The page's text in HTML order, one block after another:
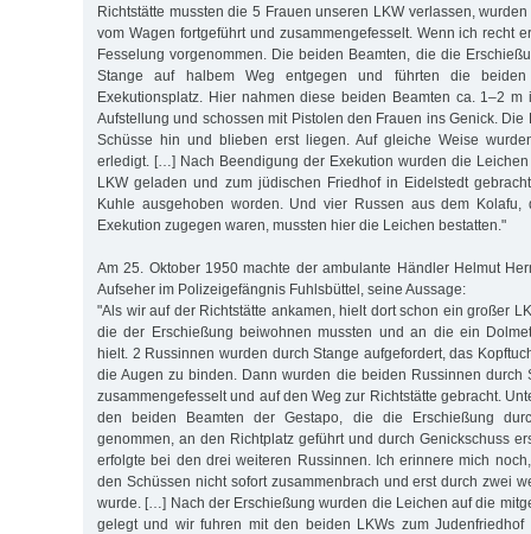
Richtstätte mussten die 5 Frauen unseren LKW verlassen,
vom Wagen fortgeführt und zusammengefesselt. Wenn ich recht
Fesselung vorgenommen. Die beiden Beamten, die die
Stange auf halbem Weg entgegen und führten die
Exekutionsplatz. Hier nahmen diese beiden Beamten ca. 1–2 m
Aufstellung und schossen mit Pistolen den Frauen ins Genick. Die
Schüsse hin und blieben erst liegen. Auf gleiche Weise
erledigt. […] Nach Beendigung der Exekution wurden die
LKW geladen und zum jüdischen Friedhof in Eidelstedt
Kuhle ausgehoben worden. Und vier Russen aus dem
Exekution zugegen waren, mussten hier die Leichen bestatten."
Am 25. Oktober 1950 machte der ambulante Händler Helmut
Aufseher im Polizeigefängnis Fuhlsbüttel, seine Aussage:
"Als wir auf der Richtstätte ankamen, hielt dort schon ein großer
die der Erschießung beiwohnen mussten und an die ein
hielt. 2 Russinnen wurden durch Stange aufgefordert, das
die Augen zu binden. Dann wurden die beiden Russinnen durch
zusammengefesselt und auf den Weg zur Richtstätte gebracht.
den beiden Beamten der Gestapo, die die Erschießung
genommen, an den Richtplatz geführt und durch Genickschuss
erfolgte bei den drei weiteren Russinnen. Ich erinnere mich
den Schüssen nicht sofort zusammenbrach und erst durch zwei
wurde. […] Nach der Erschießung wurden die Leichen auf die
gelegt und wir fuhren mit den beiden LKWs zum Judenfriedhof